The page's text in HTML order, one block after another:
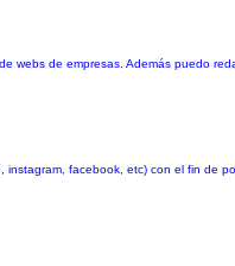
webs de empresas. Además puedo
facebook, etc) con el fin de